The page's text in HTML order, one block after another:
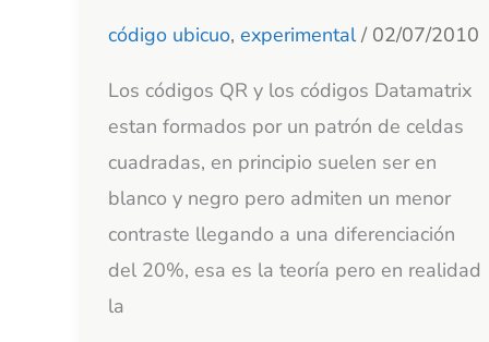
código ubicuo, experimental/ 02/07/2010
Los códigos QR y los códigos Datamatrix
estan formados por un patrón de celdas
cuadradas, en principio suelen ser en
blanco y negro pero admiten un menor
contraste llegando a una diferenciación
del 20%, esa es la teoría pero en realidad
la
códigos